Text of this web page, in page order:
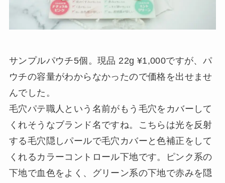
サンプルパウチ5個。現品 22g ¥1,000ですが、パ
ウチの容量がわからなかったので価格を出せませ
んでした。
毛穴パテ職人という名前がもう毛穴をカバーして
くれそうなブランド名ですね。こちらは光を反射
する毛穴隠しパールで毛穴カバーと色補正をして
くれるカラーコントロール下地です。ピンク系の
下地で血色をよく、グリーン系の下地で赤みを隠